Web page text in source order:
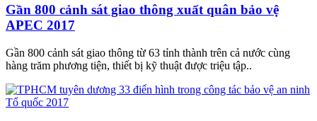
Gần 800 cảnh sát giao thông xuất quân bảo vệ
APEC 2017
Gần 800 cảnh sát giao thông từ 63 tỉnh thành trên cả nước cùng
hàng trăm phương tiện, thiết bị kỹ thuật được triệu tập..